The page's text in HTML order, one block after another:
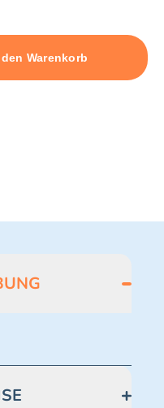
quantity: 496
Warenkorb